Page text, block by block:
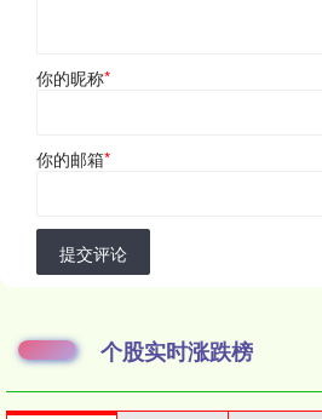
你的昵称*
你的邮箱*
提交评论
个股实时涨跌榜